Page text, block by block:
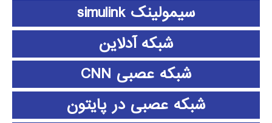
سیمولینک simulink
شبکه آدلاین
شبکه عصبی CNN
شبکه عصبی در پایتون